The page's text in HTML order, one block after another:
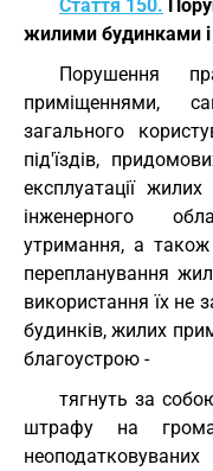
Стаття 150.
жилими будинками
Порушення
приміщеннями,
загального
під'їздів,
експлуатації
інженерного
утримання, а також
перепланування
використання їх не
будинків, жилих
благоустрою -
тягнуть за
штрафу на